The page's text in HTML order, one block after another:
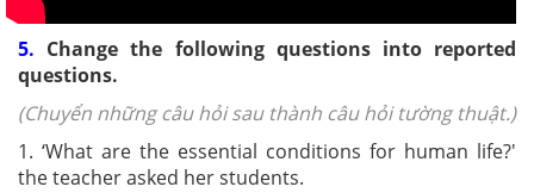
5. Change the following questions into reported
questions.
(Chuyển những câu hỏi sau thành câu hỏi tường thuật.)
1. ‘What are the essential conditions for human life?'
the teacher asked her students.